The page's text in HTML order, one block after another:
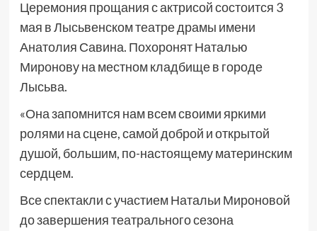
Церемония прощания с актрисой состоится 3
мая в Лысьвенском театре драмы имени
Анатолия Савина. Похоронят Наталью
Миронову на местном кладбище в городе
Лысьва.
«Она запомнится нам всем своими яркими
ролями на сцене, самой доброй и открытой
душой, большим, по-настоящему материнским
сердцем.
Все спектакли с участием Натальи Мироновой
до завершения театрального сезона